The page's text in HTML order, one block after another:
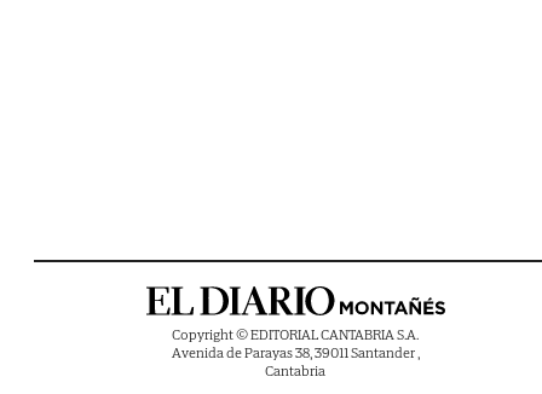
Copyright © EDITORIAL CANTABRIA S.A.
Avenida de Parayas 38, 39011 Santander ,
Cantabria